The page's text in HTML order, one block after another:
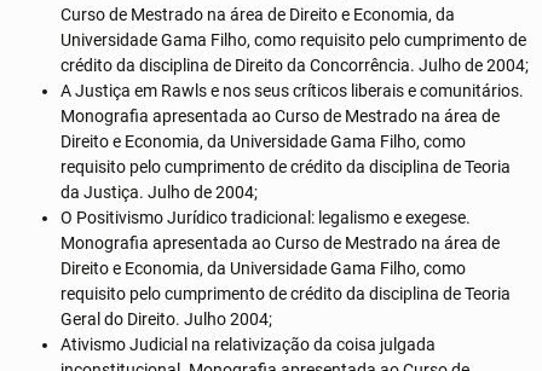
Curso de Mestrado na área de Direito e Economia, da
Universidade Gama Filho, como requisito pelo cumprimento de
crédito da disciplina de Direito da Concorrência. Julho de 2004;
A Justiça em Rawls e nos seus críticos liberais e comunitários.
Monografia apresentada ao Curso de Mestrado na área de
Direito e Economia, da Universidade Gama Filho, como
requisito pelo cumprimento de crédito da disciplina de Teoria
da Justiça. Julho de 2004;
O Positivismo Jurídico tradicional: legalismo e exegese.
Monografia apresentada ao Curso de Mestrado na área de
Direito e Economia, da Universidade Gama Filho, como
requisito pelo cumprimento de crédito da disciplina de Teoria
Geral do Direito. Julho 2004;
Ativismo Judicial na relativização da coisa julgada